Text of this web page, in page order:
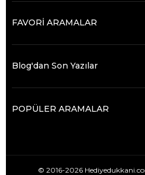
FAVORİ ARAMALAR
Blog'dan Son Yazılar
POPÜLER ARAMALAR
© 2016-2026